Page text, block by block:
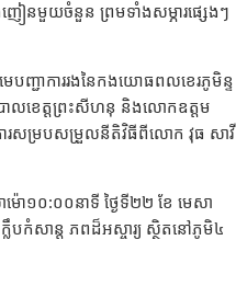
ៀនមួយចំនួន ព្រមទាំងសម្ភារផ្សេងៗ
េបញ្ជាការរងនៃកងយោធពលខេរភូមិន្ទ
ាលខេត្តព្រះសីហនុ និងលោកឧត្តម
ារសម្របសម្រួលនីតិវិធីពីលោក វុធ សាវី
ម៉ោ១០:០០នាទី ថ្ងៃទី២២ ខែ មេសា
កំសាន្ត ភពដ៏អស្ចារ្យ ស្ថិតនៅភូមិ៤